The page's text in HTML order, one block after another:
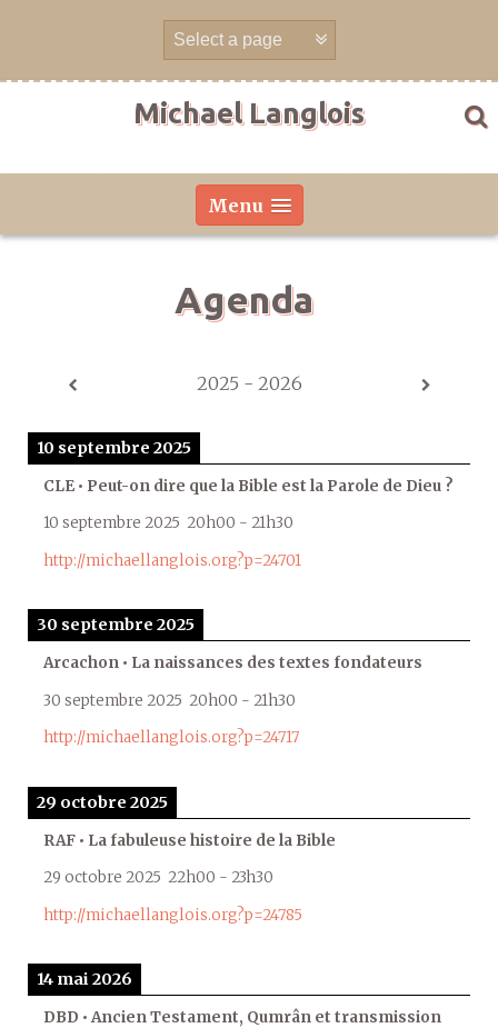
Michael Langlois
Menu
Agenda
2025 - 2026
10 septembre 2025
CLE • Peut-on dire que la Bible est la Parole de Dieu ?
10 septembre 2025 20h00 - 21h30
http://michaellanglois.org?p=24701
30 septembre 2025
Arcachon • La naissances des textes fondateurs
30 septembre 2025 20h00 - 21h30
http://michaellanglois.org?p=24717
29 octobre 2025
RAF • La fabuleuse histoire de la Bible
29 octobre 2025 22h00 - 23h30
http://michaellanglois.org?p=24785
14 mai 2026
DBD • Ancien Testament, Qumrân et transmission